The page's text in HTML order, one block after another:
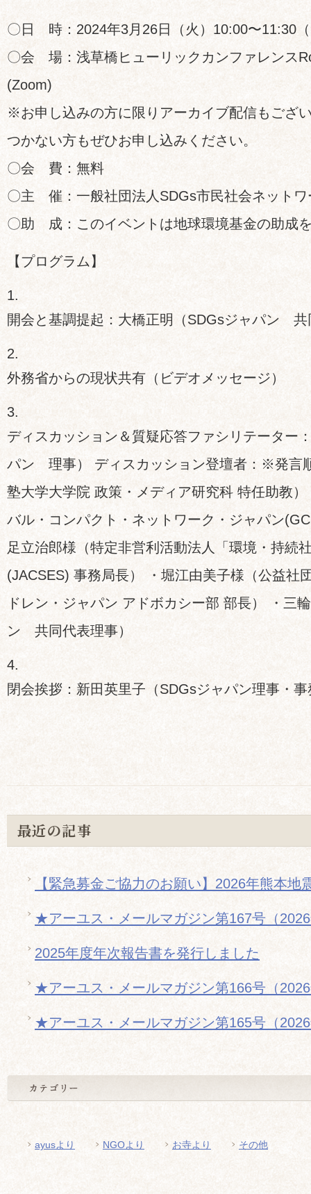
〇日 時：2024年3月26日（火）10:00〜11:30
〇会 場：浅草橋ヒューリックカンファレンス
(Zoom)
※お申し込みの方に限りアーカイブ配信もござ
つかない方もぜひお申し込みください。
〇会 費：無料
〇主 催：一般社団法人SDGs市民社会ネットワ
〇助 成：このイベントは地球環境基金の助成
【プログラム】
開会と基調提起：大橋正明（SDGsジャパン 共
外務省からの現状共有（ビデオメッセージ）
ディスカッション＆質疑応答ファシリテーター
パン 理事） ディスカッション登壇者：※発言
塾大学大学院 政策・メディア研究科 特任助教
バル・コンパクト・ネットワーク・ジャパン
足立治郎様（特定非営利活動法人「環境・持続
(JACSES) 事務局長） ・堀江由美子様（公益社
ドレン・ジャパン アドボカシー部 部長） ・三
ン 共同代表理事）
閉会挨拶：新田英里子（SDGsジャパン理事・
最近の記事
【緊急募金ご協力のお願い】2026年熊本地
★アーユス・メールマガジン第167号（
2025年度年次報告書を発行しました
★アーユス・メールマガジン第166号（
★アーユス・メールマガジン第165号（
ayusより NGOより お寺より その他